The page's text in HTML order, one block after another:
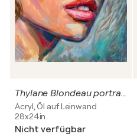
Thylane Blondeau portrait painting Original wall art above bed decor oil portrait by Evgeny JackPot
Acryl, Öl auf Leinwand
28x24in
Nicht verfügbar